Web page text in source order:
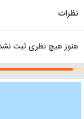
نظرات
هنوز هیچ نظری ثبت